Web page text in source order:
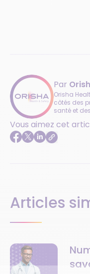
Par
Orisha
côtés des
santé et
Vous aimez cet
Articles